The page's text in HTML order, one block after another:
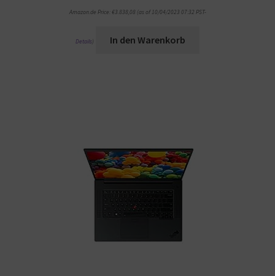
Amazon.de Price: €3.838,08 (as of 10/04/2023 07:32 PST-
Details In den Warenkorb